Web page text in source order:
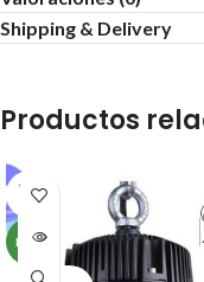
Shipping & Delivery
Productos
SOLD
OUT
NEW